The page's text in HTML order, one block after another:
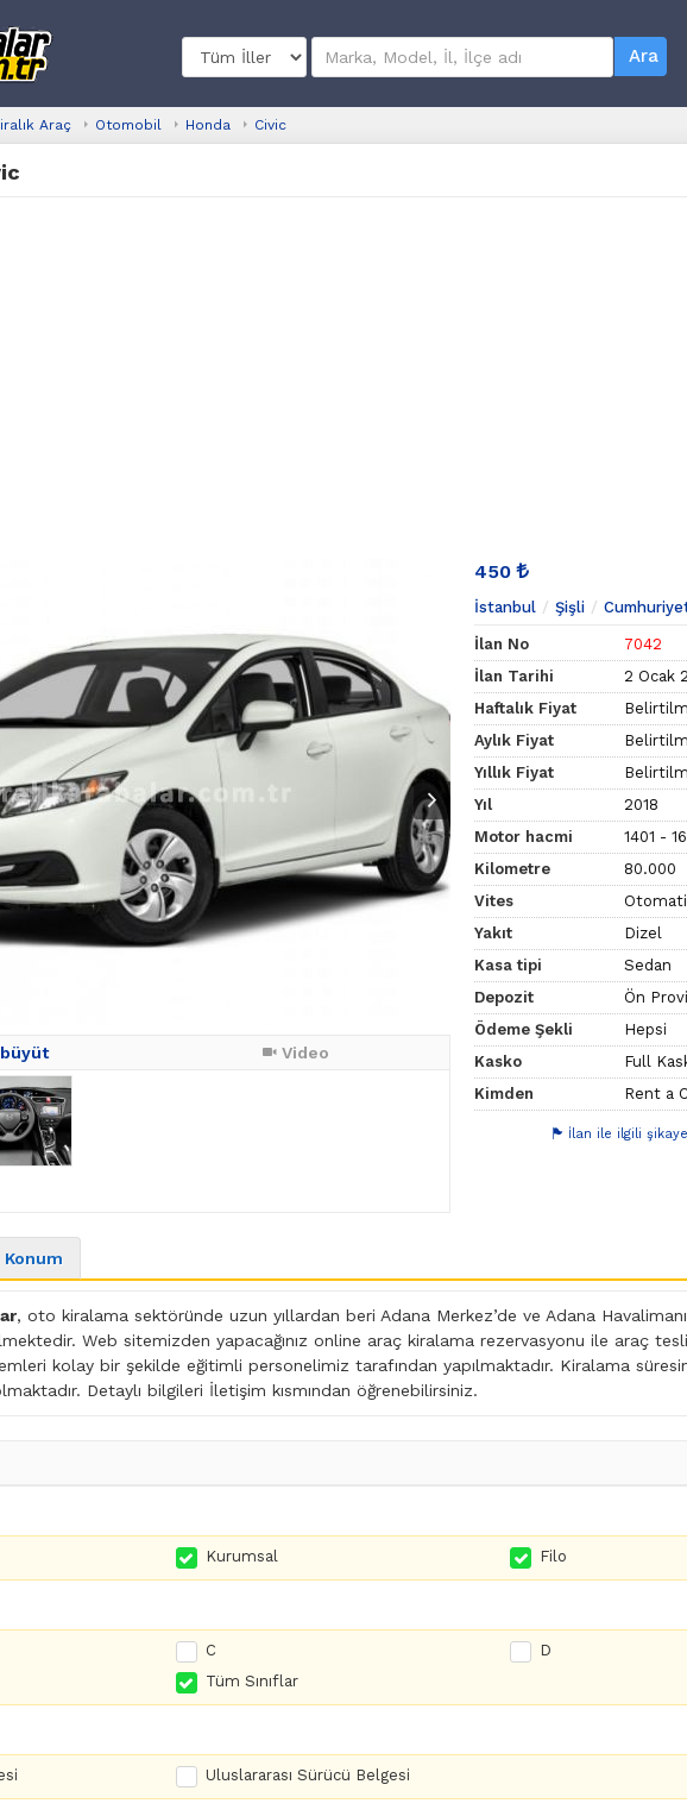
Ara
Araç Otomobil Honda Civic
Video
450
İstanbul Şişli
İlan No
7042
İlan Tarihi
2 Ocak
Haftalık Fiyat
Aylık Fiyat
Yıllık Fiyat
Yıl
2018
Motor hacmi
1401 -
Kilometre
80.000
Vites
Yakıt
Dizel
Kasa tipi
Sedan
Depozit
Ön
Ödeme Şekli
Hepsi
Kasko
Full
Kimden
Rent a
İlan ile ilgili
Konum
, oto kiralama sektöründe uzun yıllardan beri Adana Merkez’de ve Adana
Web sitemizden yapacağınız online araç kiralama rezervasyonu ile araç
kolay bir şekilde eğitimli personelimiz tarafından yapılmaktadır. Kiralama
Detaylı bilgileri İletişim kısmından öğrenebilirsiniz.
Kurumsal Filo
C D
Tüm Sınıflar
Uluslararası Sürücü Belgesi